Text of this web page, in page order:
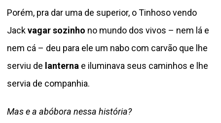
Porém, pra dar uma de superior, o Tinhoso vendo
Jackvagar sozinho no mundo dos vivos – nem lá e
nem cá – deu para ele um nabo com carvão que lhe
serviu de lanterna e iluminava seus caminhos e lhe
servia de companhia.
Mas e a abóbora nessa história?